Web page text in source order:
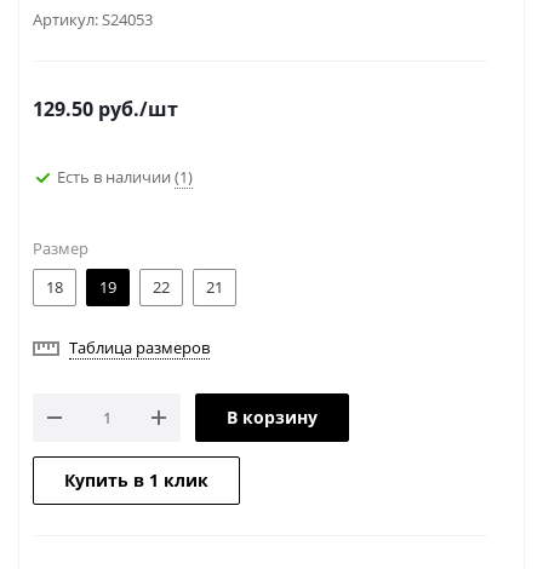
Артикул:S24053
129.50 руб./шт
Есть в наличии (1)
Размер
18
19 22 21
Таблица размеров
В корзину
Купить в 1 клик